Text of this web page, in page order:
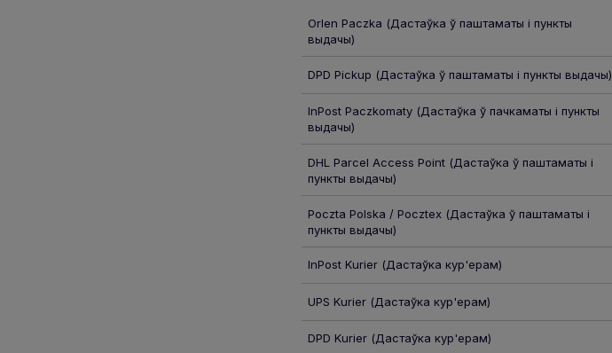
Orlen Paczka (Дастаўка ў паштаматы і пункты
выдачы)
DPD Pickup (Дастаўка ў паштаматы і пункты выдачы)
InPost Paczkomaty(Дастаўка ў пачкаматы і пункты
выдачы)
DHL Parcel Access Point(Дастаўка ў паштаматы і
пункты выдачы)
Poczta Polska / Pocztex(Дастаўка ў паштаматы і
пункты выдачы)
InPost Kurier(Дастаўка кур'ерам)
UPS Kurier(Дастаўка кур'ерам)
DPD Kurier(Дастаўка кур'ерам)